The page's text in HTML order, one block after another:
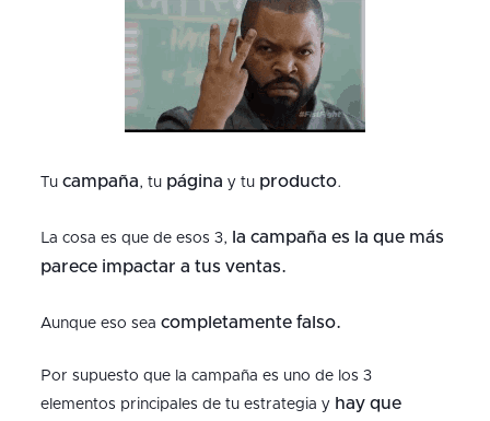
Tu campaña, tu página y tu producto.
La cosa es que de esos 3,
la campaña es la que más
parece impactar a tus ventas.
Aunque eso sea completamente falso.
Por supuesto que la campaña es uno de los 3
elementos principales de tu estrategia y hay que